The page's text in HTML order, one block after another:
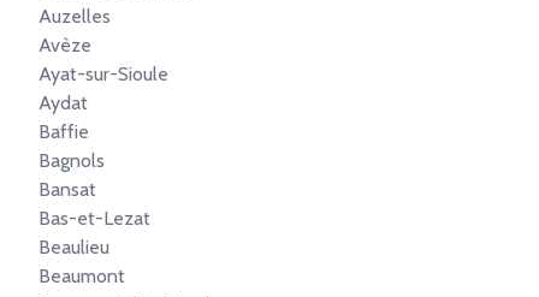
Auzelles
Avèze
Ayat-sur-Sioule
Aydat
Baffie
Bagnols
Bansat
Bas-et-Lezat
Beaulieu
Beaumont